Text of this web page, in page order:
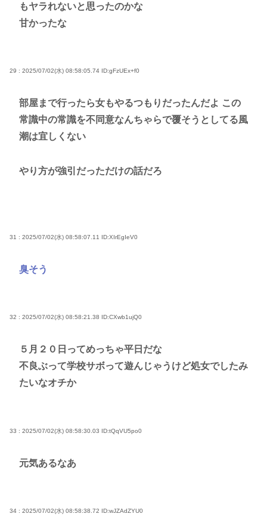
もヤラれないと思ったのかな
甘かったな
29 : 2025/07/02(水) 08:58:05.74 ID:gFzUEx+f0
部屋まで行ったら女もやるつもりだったんだよ この
常識中の常識を不同意なんちゃらで覆そうとしてる風
潮は宜しくない
やり方が強引だっただけの話だろ
31 : 2025/07/02(水) 08:58:07.11 ID:XIrEgIeV0
臭そう
32 : 2025/07/02(水) 08:58:21.38 ID:CXwb1ujQ0
５月２０日ってめっちゃ平日だな
不良ぶって学校サボって遊んじゃうけど処女でしたみ
たいなオチか
33 : 2025/07/02(水) 08:58:30.03 ID:tQqVU5po0
元気あるなあ
34 : 2025/07/02(水) 08:58:38.72 ID:wJZAdZYU0